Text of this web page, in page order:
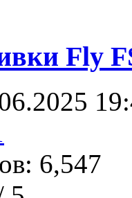
Fly
6,547